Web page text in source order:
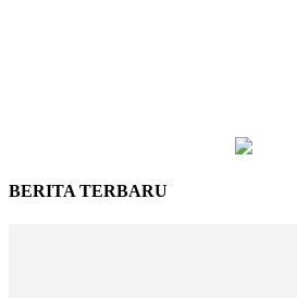
BERITA TERBARU